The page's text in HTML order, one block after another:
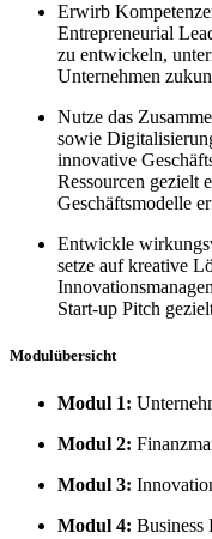
Erwirb
Entrepreneurial
zu entwickeln,
Unternehmen
Nutze das
sowie
innovative
Ressourcen gezielt
Geschäftsmodelle
Entwickle
setze auf kreative
Start-up Pitch
Modulübersicht
Modul 1:
Modul 2:
Modul 3:
Modul 4: Business